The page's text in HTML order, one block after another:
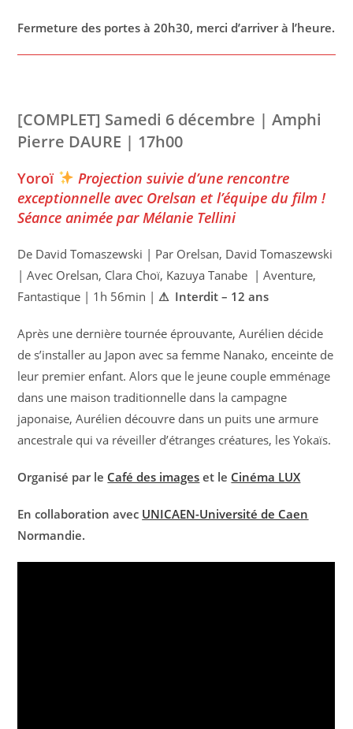
Fermeture des portes à 20h30, merci d’arriver à l’heure.
[COMPLET] Samedi 6 décembre | Amphi
Pierre DAURE | 17h00
Yoroï
Projection suivie d’une rencontre
exceptionnelle avec Orelsan et l’équipe du film !
Séance animée par Mélanie Tellini
De David Tomaszewski | Par Orelsan, David Tomaszewski
| Avec Orelsan, Clara Choï, Kazuya Tanabe | Aventure,
Fantastique | 1h 56min |⚠ Interdit – 12 ans
Après une dernière tournée éprouvante, Aurélien décide
de s’installer au Japon avec sa femme Nanako, enceinte de
leur premier enfant. Alors que le jeune couple emménage
dans une maison traditionnelle dans la campagne
japonaise, Aurélien découvre dans un puits une armure
ancestrale qui va réveiller d’étranges créatures, les Yokaïs.
Organisé par le Café des imageset le Cinéma LUX
En collaboration avec UNICAEN-Université de Caen
Normandie.